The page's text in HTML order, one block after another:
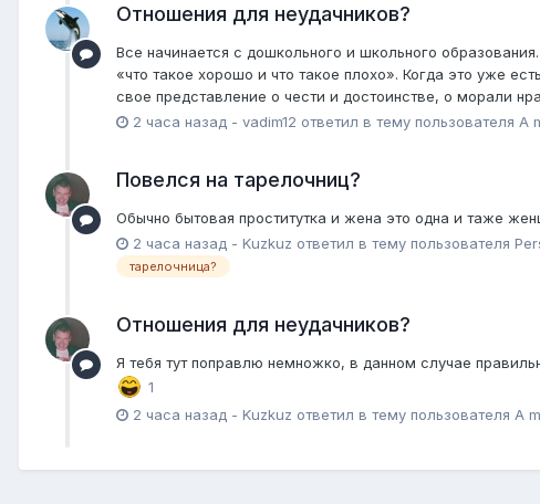
Отношения для неудачников?
Все начинается с дошкольного и школьного
«что такое хорошо и что такое плохо». Когда это уже
свое представление о чести и достоинстве, о морали
2 часа назад - vadim12 ответил в тему пользователя A
Повелся на тарелочниц?
Обычно бытовая проститутка и жена это одна и таже
2 часа назад - Kuzkuz ответил в тему пользователя
тарелочница?
Отношения для неудачников?
Я тебя тут поправлю немножко, в данном случае
1
2 часа назад - Kuzkuz ответил в тему пользователя A